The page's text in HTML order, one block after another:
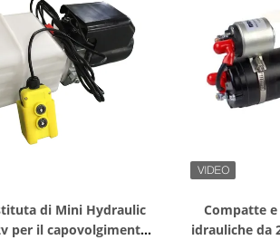
di Mini Hydraulic
per il capovolgimento
Compatte
idrauliche da